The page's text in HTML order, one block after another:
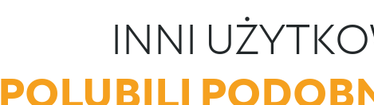
INNI
POLUBILI